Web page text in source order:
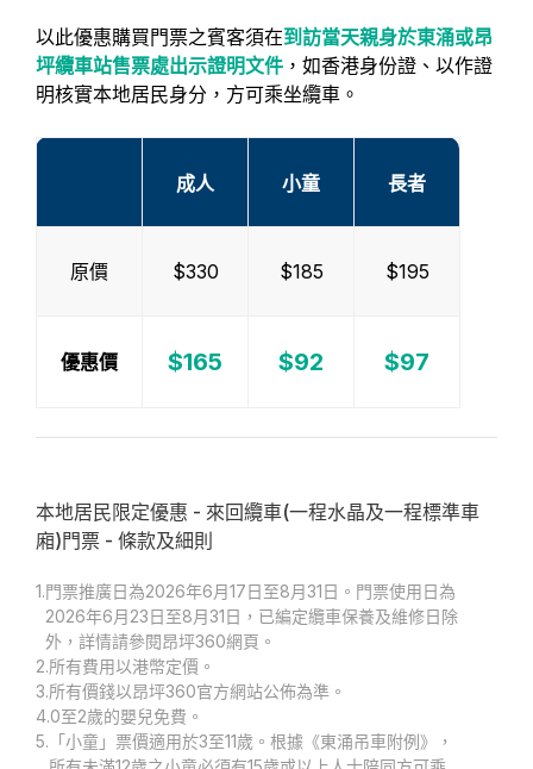
以此優惠購買門票之賓客須在到訪當天親身於東涌或昂
坪纜車站售票處出示證明文件 ，如香港身份證、以作證
明核實本地居民身分，方可乘坐纜車。
成人 小童 長者
原價 $330 $185 $195
優惠價 $165 $92 $97
本地居民限定優惠 - 來回纜車(一程水晶及一程標準車
廂)門票 - 條款及細則
1.門票推廣日為2026年6月17日至8月31日。門票使用日為
2026年6月23日至8月31日，已編定纜車保養及維修日除
外，詳情請參閱昂坪360網頁。
2.所有費用以港幣定價。
3.所有價錢以昂坪360官方網站公佈為準。
4.0至2歲的嬰兒免費。
5. 「小童」票價適用於3至11歲。根據《東涌吊車附例》，